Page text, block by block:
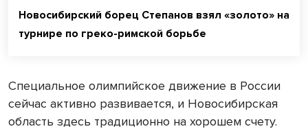
Новосибирский борец Степанов взял «золото» на
турнире по греко-римской борьбе
Специальное олимпийское движение в России
сейчас активно развивается, и Новосибирская
область здесь традиционно на хорошем счету.